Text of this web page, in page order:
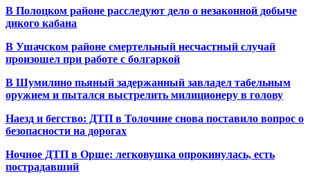
В Полоцком районе расследуют дело о незаконной добыче
дикого кабана
В Ушачском районе смертельный несчастный случай
произошел при работе с болгаркой
В Шумилино пьяный задержанный завладел табельным
оружием и пытался выстрелить милиционеру в голову
Наезд и бегство: ДТП в Толочине снова поставило вопрос о
безопасности на дорогах
Ночное ДТП в Орше: легковушка опрокинулась, есть
пострадавший